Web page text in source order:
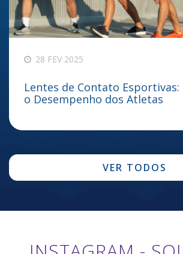
28 FEV 2025
Lentes de Contato
o Desempenho dos Atletas
VER TODOS